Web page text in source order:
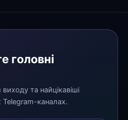
головні
та найцікавіші
каналах.